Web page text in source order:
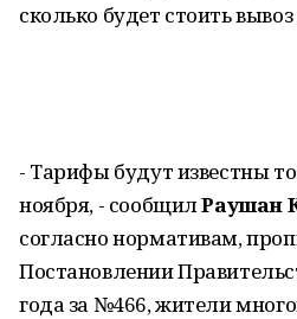
сколько будет стоить
- Тарифы будут известны
ноября, - сообщилРаушан
согласно нормативам,
Постановлении
года за №466, жители